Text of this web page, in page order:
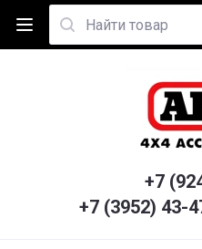
+7
+7 (3952) 43-